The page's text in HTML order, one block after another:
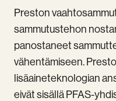
Preston
sammutustehon
panostaneet
vähentämiseen.
lisäaineteknologian
eivät sisällä PFAS-